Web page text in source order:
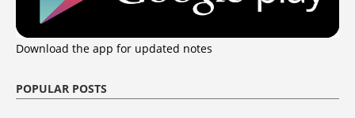
Download the app for updated notes
POPULAR POSTS